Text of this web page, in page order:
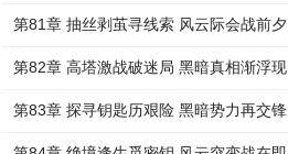
第81章 抽丝剥茧寻线索 风云际会战前夕
第82章 高塔激战破迷局 黑暗真相渐浮现
第83章 探寻钥匙历艰险 黑暗势力再交锋